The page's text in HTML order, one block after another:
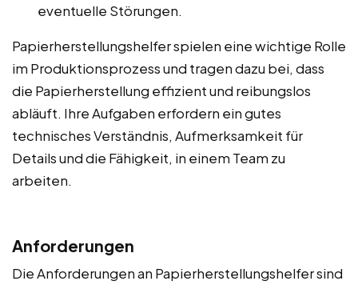
eventuelle Störungen.
Papierherstellungshelfer spielen eine wichtige Rolle
im Produktionsprozess und tragen dazu bei, dass
die Papierherstellung effizient und reibungslos
abläuft. Ihre Aufgaben erfordern ein gutes
technisches Verständnis, Aufmerksamkeit für
Details und die Fähigkeit, in einem Team zu
arbeiten.
Anforderungen
Die Anforderungen an Papierherstellungshelfer sind